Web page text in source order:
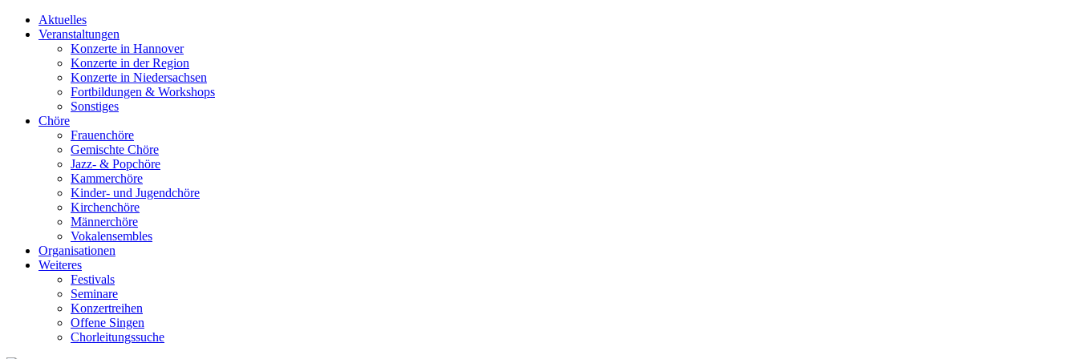
Aktuelles
Veranstaltungen
Konzerte in Hannover
Konzerte in der Region
Konzerte in Niedersachsen
Fortbildungen & Workshops
Sonstiges
Chöre
Frauenchöre
Gemischte Chöre
Jazz- & Popchöre
Kammerchöre
Kinder- und Jugendchöre
Kirchenchöre
Männerchöre
Vokalensembles
Organisationen
Weiteres
Festivals
Seminare
Konzertreihen
Offene Singen
Chorleitungssuche